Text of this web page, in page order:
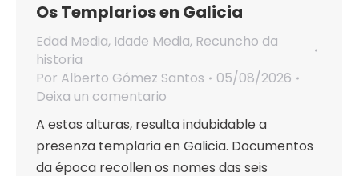
Os Templarios en Galicia
Edad Media, Idade Media, Recuncho da
historia
Por Alberto Gómez Santos
05/08/2026
Deixa un comentario
A estas alturas, resulta indubidable a
presenza templaria en Galicia. Documentos
da época recollen os nomes das seis